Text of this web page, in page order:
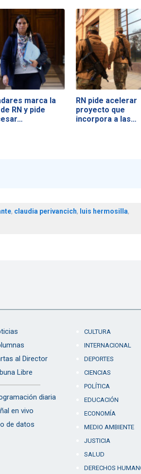
marca la
RN y pide
RN pide acelerar
proyecto que
incorpora a las…
, claudia perivancich, luis hermosilla,
al Director
Libre
diaria
en vivo
de datos
CULTURA
INTERNACIONAL
DEPORTES
CIENCIAS
POLÍTICA
EDUCACIÓN
ECONOMÍA
MEDIO AMBIENTE
JUSTICIA
SALUD
DERECHOS